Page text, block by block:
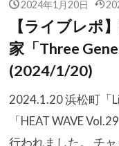
2024年1月20日
【ライブレポ
家「Three
(2024/1/20)
2024.1.20 浜松町「
「HEAT WAVE
行われました。 チ